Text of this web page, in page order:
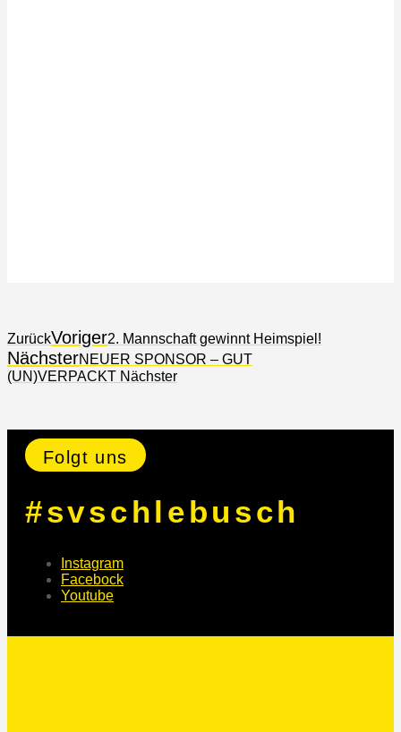
ZurückVoriger2. Mannschaft gewinnt Heimspiel!
NächsterNEUER SPONSOR – GUT
(UN)VERPACKT Nächster
Folgt uns
#svschlebusch
Instagram
Facebock
Youtube